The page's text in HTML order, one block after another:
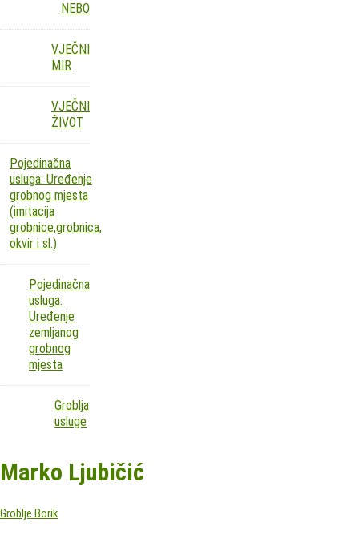
NEBO
VJEČNI
MIR
VJEČNI
ŽIVOT
Pojedinačna
usluga: Uređenje
grobnog mjesta
(imitacija
grobnice,grobnica,
okvir i sl.)
Pojedinačna
usluga:
Uređenje
zemljanog
grobnog
mjesta
Groblja
usluge
Marko Ljubičić
Groblje Borik